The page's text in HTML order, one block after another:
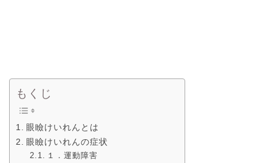
もくじ
眼瞼けいれんとは
眼瞼けいれんの症状
１．運動障害